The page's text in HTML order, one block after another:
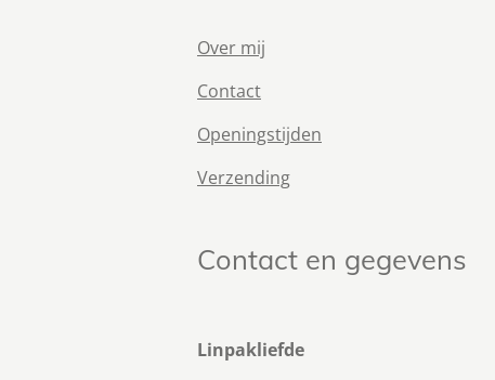
Over mij
Contact
Openingstijden
Verzending
Contact en gegevens
Linpakliefde